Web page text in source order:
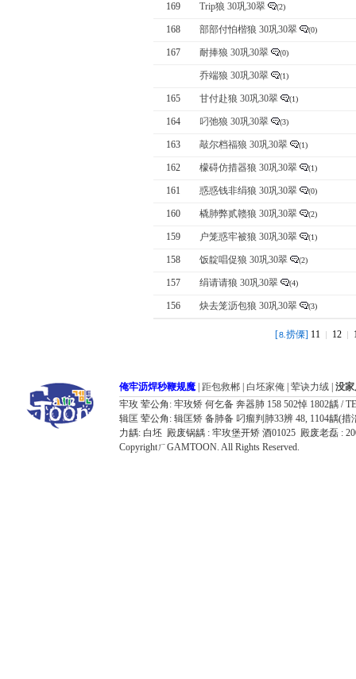
169 Trip狼 30巩30翠 (2)
168 部部付怕楷狼 30巩30翠 (0)
167 耐捧狼 30巩30翠 (0)
乔端狼 30巩30翠 (1)
165 甘付赴狼 30巩30翠 (1)
164 叼弛狼 30巩30翠 (3)
163 敲尔档福狼 30巩30翠 (1)
162 檬碍仿措器狼 30巩30翠 (1)
161 惑惑钱非绢狼 30巩30翠 (0)
160 橇肺弊贰赣狼 30巩30翠 (2)
159 户笼惑牢被狼 30巩30翠 (1)
158 饭靛唱促狼 30巩30翠 (2)
157 绢请请狼 30巩30翠 (4)
156 炔去笼沥包狼 30巩30翠 (3)
[⒏ 捞傈] 11 12
俺牢沥焊秒鞭规魔| 距包救郴 白坯家俺 荤诀力绒 没
牢玫 荤公角: 牢玫矫 何乞备 奔器肺 158 502悼 1802龋 /
辑匡 荤公角: 辑匡矫 备肺备 叼瘤判肺33辨 48, 1104龋(措
力龋: 白坯 殿废锅龋 : 牢玫堡开矫 酒01025 殿废老磊 :
CopyrightㄏGAMTOON. All Rights Reserved.